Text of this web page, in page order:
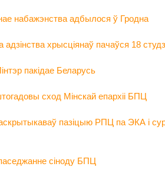
набажэнства адбылося ў Гродна
адзінства хрысціянаў пачаўся 18
пакідае Беларусь
сход Мінскай епархіі БПЦ
пазіцыю РПЦ па ЭКА і
сіноду БПЦ